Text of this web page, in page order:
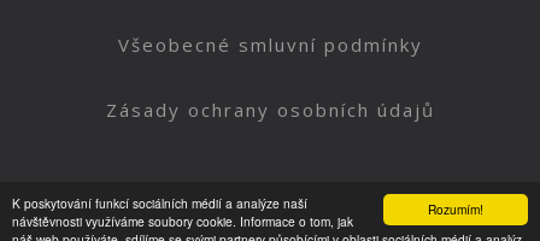
Rozumím!
K poskytování funkcí sociálních médií a analýze naší
návštěvnosti využíváme soubory cookie. Informace o tom, jak
Všeobecné smluvní podmínky
Zásady ochrany osobních údajů
Nahoru